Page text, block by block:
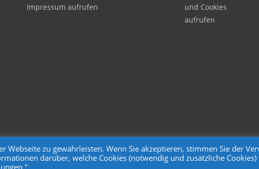
Impressum aufrufen
und Cookies
aufrufen
Park eG
Webseite zu gewährleisten. Wenn Sie akzeptieren, stimmen Sie der
darüber, welche Cookies (notwendig und zusätzliche